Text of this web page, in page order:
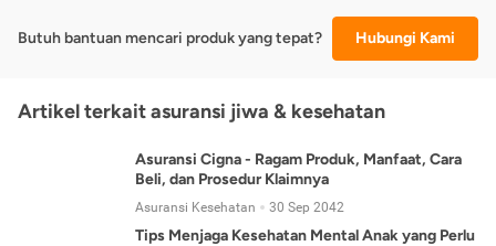
Butuh bantuan mencari produk yang tepat? Hubungi Kami
Artikel terkait asuransi jiwa & kesehatan
Asuransi Cigna - Ragam Produk, Manfaat, Cara
Beli, dan Prosedur Klaimnya
Asuransi Kesehatan 30 Sep 2042
Tips Menjaga Kesehatan Mental Anak yang Perlu